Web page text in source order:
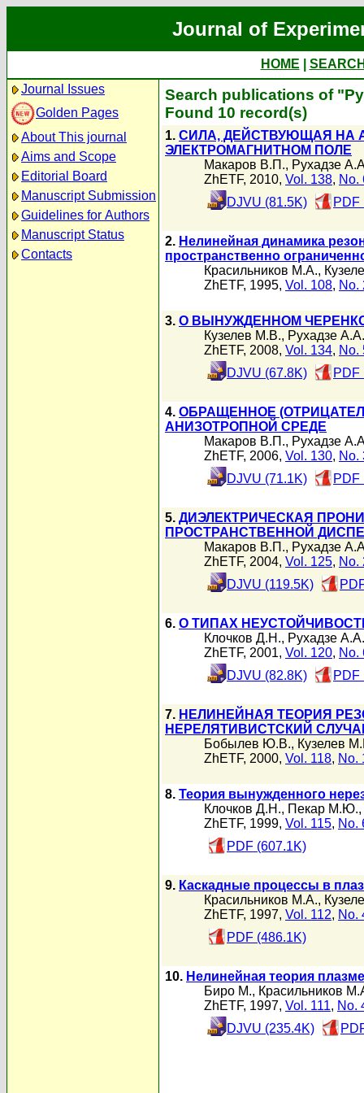
Journal of
HOME
Journal Issues
Golden Pages
About This journal
Aims and Scope
Editorial Board
Manuscript Submission
Guidelines for Authors
Manuscript Status
Contacts
Search publications of
Found 10 record(s)
1. СИЛА, ДЕЙСТВУЮЩАЯ НА
ЭЛЕКТРОМАГНИТНОМ ПОЛЕ
Макаров В.П., Рухадзе
ZhETF, 2010, Vol. 138, No.
DJVU (81.5K)
PDF
2. Нелинейная динамика
пространственно
Красильников М.А.,
ZhETF, 1995, Vol. 108, No.
3. О ВЫНУЖДЕННОМ
Кузелев М.В., Рухадзе А.А.
ZhETF, 2008, Vol. 134, No.
DJVU (67.8K)
PDF
4. OБРАЩЕННОЕ
АНИЗОТРОПНОЙ СРЕДЕ
Макаров В.П., Рухадзе
ZhETF, 2006, Vol. 130, No.
DJVU (71.1K)
PDF
5. ДИЭЛЕКТРИЧЕСКАЯ
ПРОСТРАНСТВЕННОЙ
Макаров В.П., Рухадзе
ZhETF, 2004, Vol. 125, No.
DJVU (119.5K)
6. О ТИПАХ
Клочков Д.Н., Рухадзе А.А.
ZhETF, 2001, Vol. 120, No.
DJVU (82.8K)
PDF
7. НЕЛИНЕЙНАЯ ТЕОРИЯ
НЕРЕЛЯТИВИСТСКИЙ
Бобылев Ю.В., Кузелев
ZhETF, 2000, Vol. 118, No.
8. Теория вынужденного
Клочков Д.Н., Пекар М.Ю.,
ZhETF, 1999, Vol. 115, No.
PDF (607.1K)
9. Каскадные процессы в
Красильников М.А.,
ZhETF, 1997, Vol. 112, No.
PDF (486.1K)
10. Нелинейная теория
Биро М., Красильников
ZhETF, 1997, Vol. 111, No.
DJVU (235.4K)